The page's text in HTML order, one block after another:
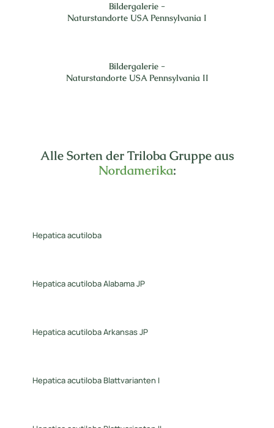
Bildergalerie -
Naturstandorte USA Pennsylvania I
Bildergalerie -
Naturstandorte USA Pennsylvania II
Alle Sorten der Triloba Gruppe aus
Nordamerika:
Hepatica acutiloba
Hepatica acutiloba Alabama JP
Hepatica acutiloba Arkansas JP
Hepatica acutiloba Blattvarianten I